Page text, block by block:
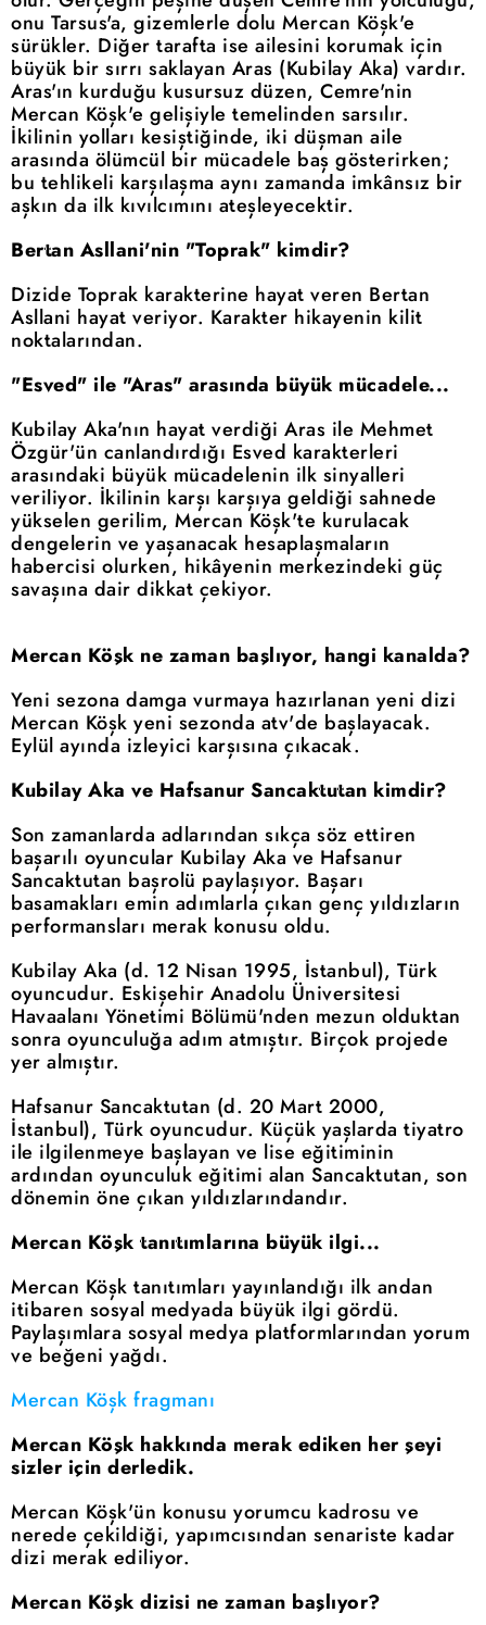
onu Tarsus'a, gizemlerle dolu Mercan Köşk'e
sürükler. Diğer tarafta ise ailesini korumak için
büyük bir sırrı saklayan Aras (Kubilay Aka) vardır.
Aras'ın kurduğu kusursuz düzen, Cemre'nin
Mercan Köşk'e gelişiyle temelinden sarsılır.
İkilinin yolları kesiştiğinde, iki düşman aile
arasında ölümcül bir mücadele baş gösterirken;
bu tehlikeli karşılaşma aynı zamanda imkânsız bir
aşkın da ilk kıvılcımını ateşleyecektir.
Bertan Asllani'nin "Toprak" kimdir?
Dizide Toprak karakterine hayat veren Bertan
Asllani hayat veriyor. Karakter hikayenin kilit
noktalarından.
"Esved" ile "Aras" arasında büyük mücadele...
Kubilay Aka'nın hayat verdiği Aras ile Mehmet
Özgür'ün canlandırdığı Esved karakterleri
arasındaki büyük mücadelenin ilk sinyalleri
veriliyor. İkilinin karşı karşıya geldiği sahnede
yükselen gerilim, Mercan Köşk'te kurulacak
dengelerin ve yaşanacak hesaplaşmaların
habercisi olurken, hikâyenin merkezindeki güç
savaşına dair dikkat çekiyor.
Mercan Köşk ne zaman başlıyor, hangi kanalda?
Yeni sezona damga vurmaya hazırlanan yeni dizi
Mercan Köşk yeni sezonda atv'de başlayacak.
Eylül ayında izleyici karşısına çıkacak.
Kubilay Aka ve Hafsanur Sancaktutan kimdir?
Son zamanlarda adlarından sıkça söz ettiren
başarılı oyuncular Kubilay Aka ve Hafsanur
Sancaktutan başrolü paylaşıyor. Başarı
basamakları emin adımlarla çıkan genç yıldızların
performansları merak konusu oldu.
Kubilay Aka (d. 12 Nisan 1995, İstanbul), Türk
oyuncudur. Eskişehir Anadolu Üniversitesi
Havaalanı Yönetimi Bölümü'nden mezun olduktan
sonra oyunculuğa adım atmıştır. Birçok projede
yer almıştır.
Hafsanur Sancaktutan (d. 20 Mart 2000,
İstanbul), Türk oyuncudur. Küçük yaşlarda tiyatro
ile ilgilenmeye başlayan ve lise eğitiminin
ardından oyunculuk eğitimi alan Sancaktutan, son
dönemin öne çıkan yıldızlarındandır.
Mercan Köşk tanıtımlarına büyük ilgi...
Mercan Köşk tanıtımları yayınlandığı ilk andan
itibaren sosyal medyada büyük ilgi gördü.
Paylaşımlara sosyal medya platformlarından yorum
ve beğeni yağdı.
Mercan Köşk fragmanı
Mercan Köşk hakkında merak ediken her şeyi
sizler için derledik.
Mercan Köşk'ün konusu yorumcu kadrosu ve
nerede çekildiği, yapımcısından senariste kadar
dizi merak ediliyor.
Mercan Köşk dizisi ne zaman başlıyor?